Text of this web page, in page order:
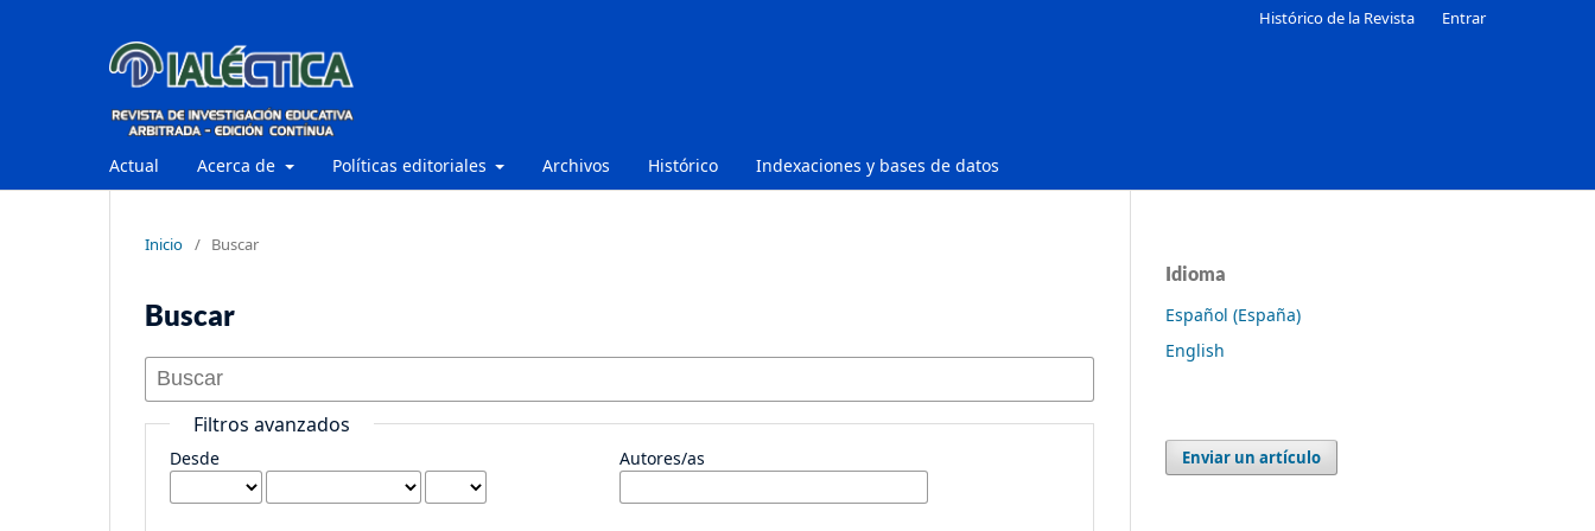
Actual Acerca de Políticas editoriales Archivos Histórico Indexaciones y bases de datos
Histórico de la Revista Entrar
Inicio / Buscar
Buscar
Filtros avanzados
Desde Autores/as
Idioma
Español (España)
English
Enviar un artículo